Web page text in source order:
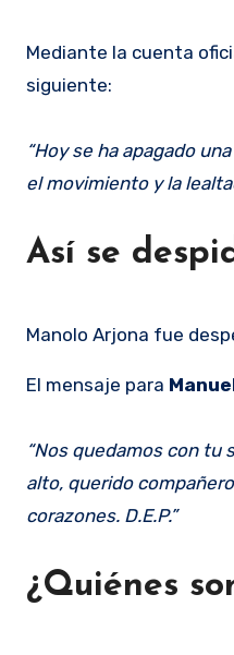
Mediante la cuenta
siguiente:
“Hoy se ha apagado
el movimiento y la
Así se
Manolo Arjona fue
El mensaje para
“Nos quedamos con tu
alto, querido
corazones. D.E.P.”
¿Quiénes